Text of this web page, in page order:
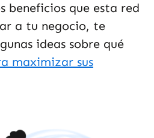
beneficios que esta red
a tu negocio, te
ideas sobre qué
maximizar sus